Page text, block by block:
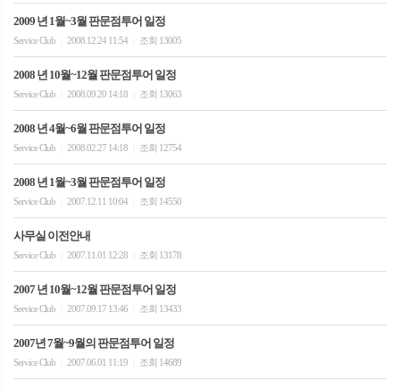
2009 년 1월~3월 판문점투어 일정
Service Club 2008.12.24 11:54 조회 13005
2008 년 10월~12월 판문점투어 일정
Service Club 2008.09.20 14:18 조회 13063
2008 년 4월~6월 판문점투어 일정
Service Club 2008.02.27 14:18 조회 12754
2008 년 1월~3월 판문점투어 일정
Service Club 2007.12.11 10:04 조회 14550
사무실 이전안내
Service Club 2007.11.01 12:28 조회 13178
2007 년 10월~12월 판문점투어 일정
Service Club 2007.09.17 13:46 조회 13433
2007년 7월~9월의 판문점투어 일정
Service Club 2007.06.01 11:19 조회 14689